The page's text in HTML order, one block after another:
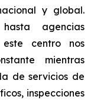
y global.
agencias
este centro nos
mientras
de servicios de
inspecciones